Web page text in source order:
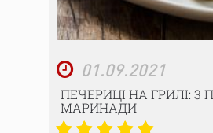
01.09.2021
ПЕЧЕРИЦІ НА ГРИЛІ: 3
МАРИНАДИ